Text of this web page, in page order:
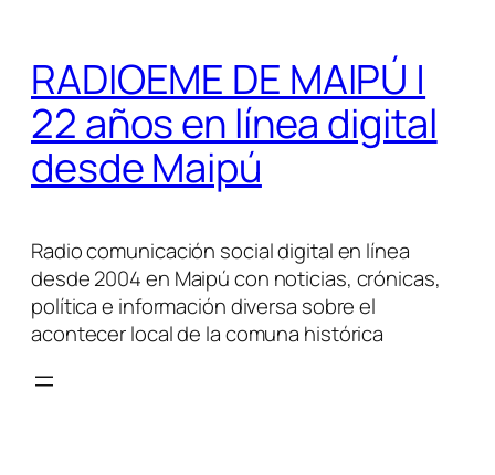
contenido
RADIOEME DE MAIPÚ |
22 años en línea digital
desde Maipú
Radio comunicación social digital en línea
desde 2004 en Maipú con noticias, crónicas,
política e información diversa sobre el
acontecer local de la comuna histórica